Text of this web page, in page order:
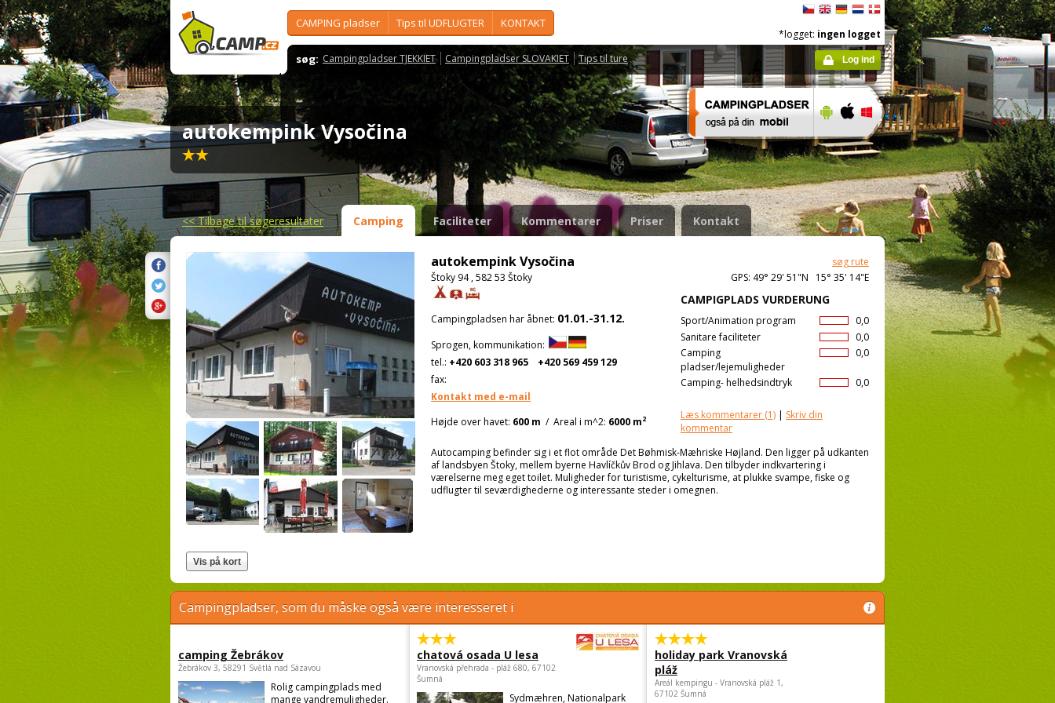
CAMPING pladser Tips til UDFLUGTER KONTAKT
søg: Campingpladser TJEKKIET Campingpladser SLOVAKIET Tips til ture
*logget: ingen logget
Log ind
autokempink Vysočina
<<Tilbage til søgeresultater Camping Faciliteter Kommentarer Priser Kontakt
autokempink Vysočina
søg rute
Štoky 94 , 582 53 Štoky
GPS: 49° 29' 51"N 15° 35' 14"E
CAMPIGPLADS VURDERUNG
0,0
Sport/Animation program
0,0
Sanitare faciliteter
0,0
Camping
pladser/lejemuligheder
0,0
Camping- helhedsindtryk
Læs kommentarer (1) | Skriv din
kommentar
Campingpladsen har åbnet: 01.01.-31.12.
Sprogen, kommunikation:
tel.: +420 603 318 965
+420 569 459 129
fax:
Kontakt med e-mail
Højde over havet: 600 m / Areal i m^2: 6000 m2
Autocamping befinder sig i et flot område Det Bøhmisk-Mæhriske Højland. Den ligger på udkanten
af landsbyen Štoky, mellem byerne Havlíčkův Brod og Jihlava. Den tilbyder indkvartering i
værelserne meg eget toilet. Muligheder for turistisme, cykelturisme, at plukke svampe, fiske og
udflugter til seværdighederne og interessante steder i omegnen.
Campingpladser, som du måske også være interesseret i
camping Žebrákov
Žebrákov 3, 58291 Světlá nad Sázavou
Rolig campingplads med
mange vandremuligheder.
chatová osada U lesa
Vranovská přehrada - pláž 680, 67102
Šumná
Sydmæhren, Nationalpark
holiday park Vranovská
pláž
Areál kempingu - Vranovská pláž 1,
67102 Šumná